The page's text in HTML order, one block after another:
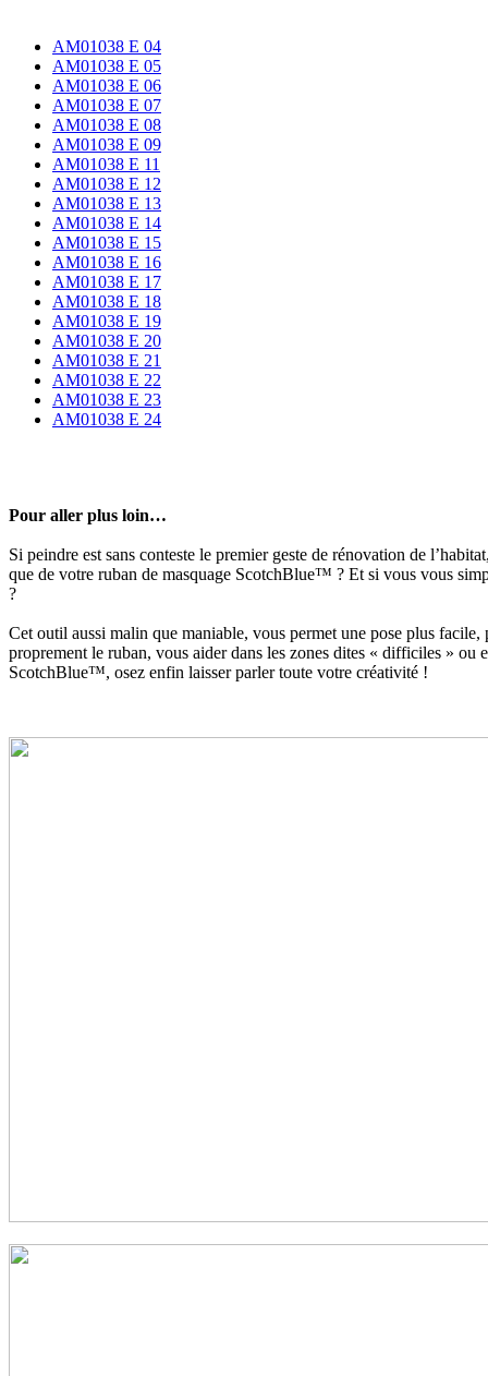
AM01038 E 04
AM01038 E 05
AM01038 E 06
AM01038 E 07
AM01038 E 08
AM01038 E 09
AM01038 E 11
AM01038 E 12
AM01038 E 13
AM01038 E 14
AM01038 E 15
AM01038 E 16
AM01038 E 17
AM01038 E 18
AM01038 E 19
AM01038 E 20
AM01038 E 21
AM01038 E 22
AM01038 E 23
AM01038 E 24
Pour aller plus loin…
Si peindre est sans conteste le premier geste de rénovation de
que de votre ruban de masquage ScotchBlue™ ? Et si vous vous
?
Cet outil aussi malin que maniable, vous permet une pose plus
proprement le ruban, vous aider dans les zones dites « difficiles »
ScotchBlue™, osez enfin laisser parler toute votre créativité !